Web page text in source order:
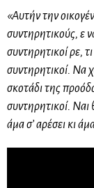
«Αυτήν την
συντηρητικούς, ε
συντηρητικοί ρε,
συντηρητικοί. Να
σκοτάδι της
συντηρητικοί. Ναι
άμα σ’ αρέσει κι